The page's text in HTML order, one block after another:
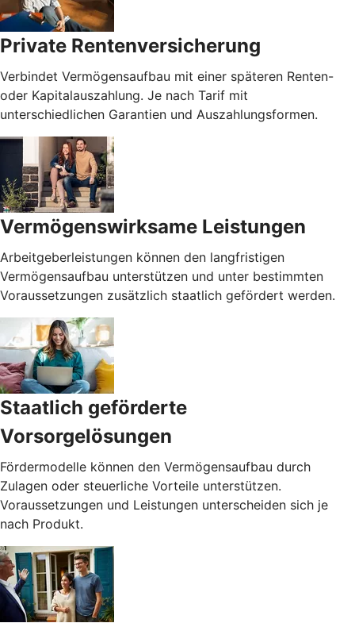
Private Rentenversicherung
Verbindet Vermögensaufbau mit einer späteren Renten-
oder Kapitalauszahlung. Je nach Tarif mit
unterschiedlichen Garantien und Auszahlungsformen.
Vermögenswirksame Leistungen
Arbeitgeberleistungen können den langfristigen
Vermögensaufbau unterstützen und unter bestimmten
Voraussetzungen zusätzlich staatlich gefördert werden.
Staatlich geförderte
Vorsorgelösungen
Fördermodelle können den Vermögensaufbau durch
Zulagen oder steuerliche Vorteile unterstützen.
Voraussetzungen und Leistungen unterscheiden sich je
nach Produkt.